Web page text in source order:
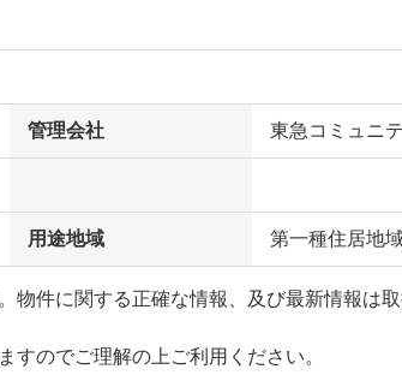
管理会社 東急コミュニ
用途地域 第一種住居地
物件に関する正確な情報、及び最新情報は
のでご理解の上ご利用ください。